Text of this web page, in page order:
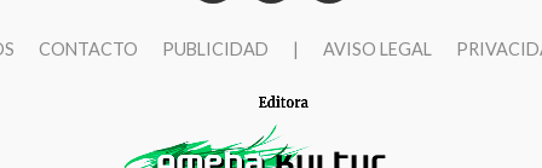
CONTACTO PUBLICIDAD | AVISO LEGAL